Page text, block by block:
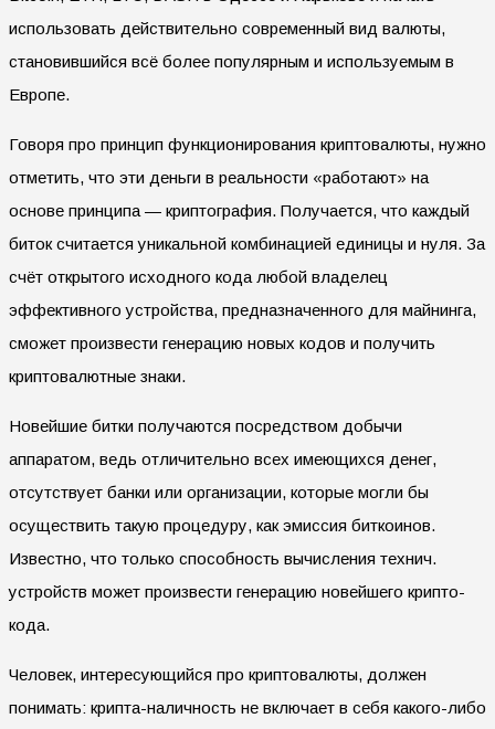
использовать действительно современный вид валюты,
становившийся всё более популярным и используемым в
Европе.
Говоря про принцип функционирования криптовалюты, нужно
отметить, что эти деньги в реальности «работают» на
основе принципа — криптография. Получается, что каждый
биток считается уникальной комбинацией единицы и нуля. За
счёт открытого исходного кода любой владелец
эффективного устройства, предназначенного для майнинга,
сможет произвести генерацию новых кодов и получить
криптовалютные знаки.
Новейшие битки получаются посредством добычи
аппаратом, ведь отличительно всех имеющихся денег,
отсутствует банки или организации, которые могли бы
осуществить такую процедуру, как эмиссия биткоинов.
Известно, что только способность вычисления технич.
устройств может произвести генерацию новейшего крипто-
кода.
Человек, интересующийся про криптовалюты, должен
понимать: крипта-наличность не включает в себя какого-либо